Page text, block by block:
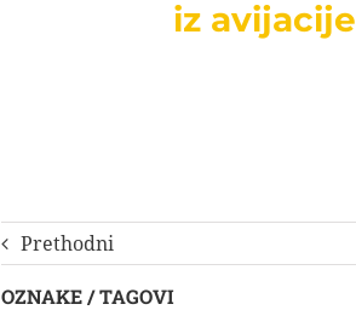
iz avijacije
Prethodni
OZNAKE / TAGOVI